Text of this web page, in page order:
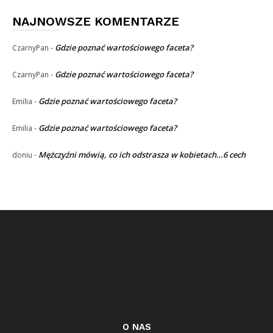
NAJNOWSZE KOMENTARZE
CzarnyPan - Gdzie poznać wartościowego faceta?
CzarnyPan - Gdzie poznać wartościowego faceta?
Emilia - Gdzie poznać wartościowego faceta?
Emilia - Gdzie poznać wartościowego faceta?
doniu - Mężczyźni mówią, co ich odstrasza w kobietach…6 cech
O NAS